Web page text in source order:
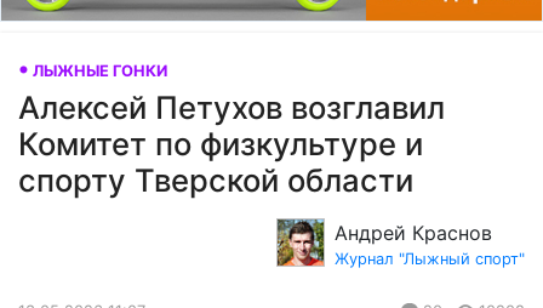
ЛЫЖНЫЕ ГОНКИ
Алексей Петухов возглавил
Комитет по физкультуре и
спорту Тверской области
Андрей Краснов
Журнал "Лыжный спорт"